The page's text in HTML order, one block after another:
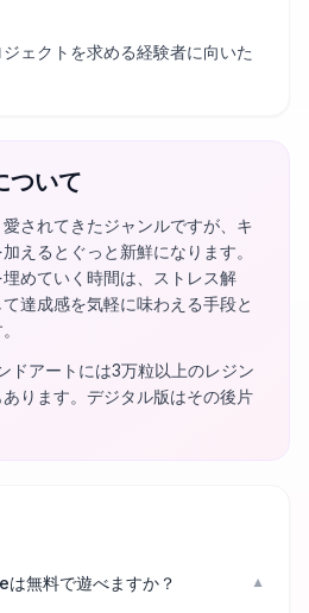
ェクトを求める経験者に向いた
ついて
されてきたジャンルですが、キ
えるとぐっと新鮮になります。
めていく時間は、ストレス解
達成感を気軽に味わえる手段と
ドアートには3万粒以上のレジン
ります。デジタル版はその後片
無料で遊べますか？ ▼